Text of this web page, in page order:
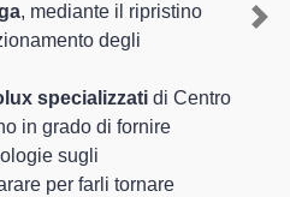
, mediante il ripristino
degli
specializzati di Centro
in grado di fornire
sugli
per farli tornare